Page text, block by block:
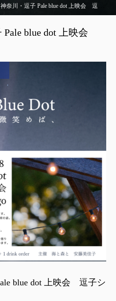
川・逗子 Pale blue dot 上映会 逗子シネマアミーゴ
Pale blue dot 上映会
blue dot 上映会 逗子シ